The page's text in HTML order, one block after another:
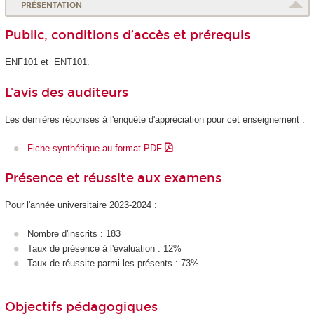
PRÉSENTATION
Public, conditions d’accès et prérequis
ENF101 et ENT101.
L'avis des auditeurs
Les dernières réponses à l'enquête d'appréciation pour cet enseignement :
Fiche synthétique au format PDF
Présence et réussite aux examens
Pour l'année universitaire 2023-2024 :
Nombre d'inscrits : 183
Taux de présence à l'évaluation : 12%
Taux de réussite parmi les présents : 73%
Objectifs pédagogiques